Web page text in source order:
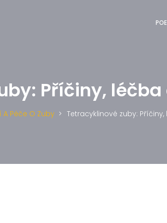
Příčiny,
A Péče O Zuby Tetracyklinové zuby: